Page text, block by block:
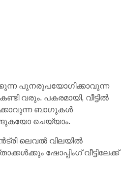
പുനരുപയോഗിക്കാവുന്ന
വരും. പകരമായി, വീട്ടിൽ
ബാഗുകൾ
ചെയ്യാം.
ലെവൽ വിലയിൽ
ഷോപ്പിംഗ് വീട്ടിലേക്ക്